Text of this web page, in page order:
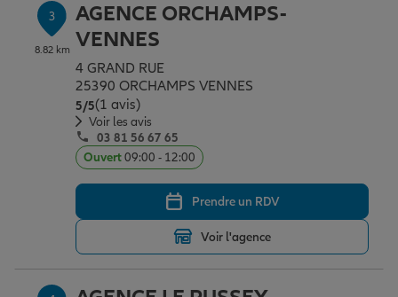
Assurance scolaire
Protection juridique
Tous nos devis d'assurance
3
8.82 km
AGENCE ORCHAMPS-
VENNES
4 GRAND RUE
25390 ORCHAMPS VENNES
5/5Note de 5 sur 5
(1 avis)
Voir les avis
03 81 56 67 65
Ouvert09:00 - 12:00
Prendre un RDV
Voir l'agence